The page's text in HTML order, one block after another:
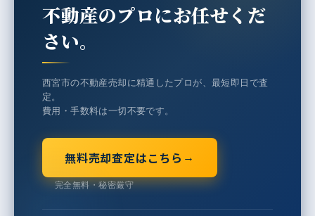
不動産のプロにお任せくだ
さい。
西宮市の不動産売却に精通したプロが、最短即日で査
定。
費用・手数料は一切不要です。
無料売却査定はこちら →
完全無料・秘密厳守